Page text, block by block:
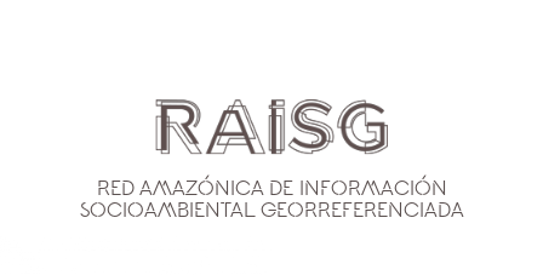
Red Amazónica de Información
Socioambiental Georreferenciada